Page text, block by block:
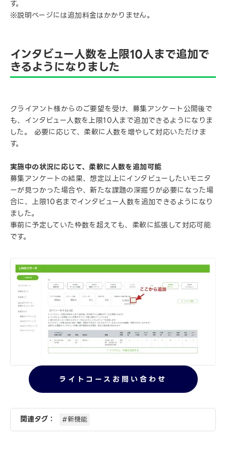
す。
※説明ページには追加料金はかかりません。
インタビュー人数を上限10人まで追加で
きるようになりました
クライアント様からのご要望を受け、募集アンケート公開後で
も、インタビュー人数を上限10人まで追加できるようになりま
した。 必要に応じて、柔軟に人数を増やして対応いただけま
す。
実施中の状況に応じて、柔軟に人数を追加可能
募集アンケートの結果、想定以上にインタビューしたいモニタ
ーが見つかった場合や、新たな課題の深掘りが必要になった場
合に、上限10名までインタビュー人数を追加できるようになり
ました。
事前に予定していた枠数を超えても、柔軟に拡張して対応可能
です。
ライトコースお問い合わせ
関連タグ： #新機能